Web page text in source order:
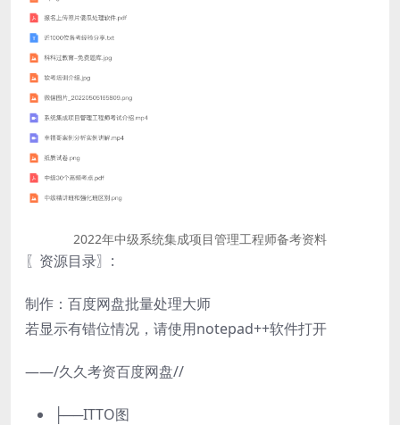
2022年中级系统集成项目管理工程师备考资料
〖资源目录〗:
制作：百度网盘批量处理大师
若显示有错位情况，请使用notepad++软件打开
——/久久考资百度网盘//
├──ITTO图